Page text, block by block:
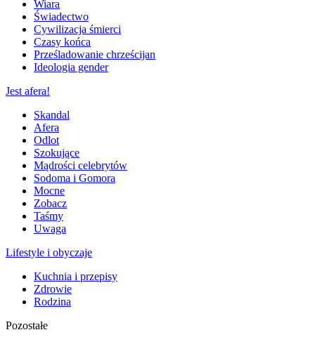
Wiara
Świadectwo
Cywilizacja śmierci
Czasy końca
Prześladowanie chrześcijan
Ideologia gender
Jest afera!
Skandal
Afera
Odlot
Szokujące
Mądrości celebrytów
Sodoma i Gomora
Mocne
Zobacz
Taśmy
Uwaga
Lifestyle i obyczaje
Kuchnia i przepisy
Zdrowie
Rodzina
Pozostałe